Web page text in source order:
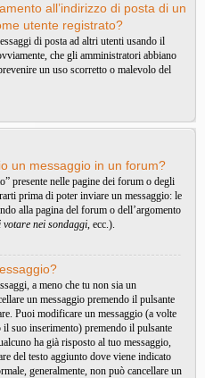
all’indirizzo di posta di un
utente registrato?
di posta ad altri utenti usando il
che gli amministratori abbiano
un uso scorretto o malevolo del
un messaggio in un forum?
presente nelle pagine dei forum o degli
prima di poter inviare un messaggio: le
alla pagina del forum o dell’argomento
votare nei sondaggi, ecc.).
a meno che tu non sia un
un messaggio premendo il pulsante
Puoi modificare un messaggio (a volte
suo inserimento) premendo il pulsante
ha già risposto al tuo messaggio,
del testo aggiunto dove viene indicato
generalmente, non può cancellare un